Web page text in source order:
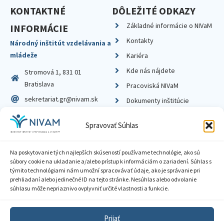
Spravovať Súhlas
Na poskytovanie tých najlepších skúseností používame technológie, ako sú
súbory cookie na ukladanie a/alebo prístup k informáciám o zariadení. Súhlas s
týmito technológiami nám umožní spracovávať údaje, ako je správanie pri
prehliadaní alebo jedinečné ID na tejto stránke. Nesúhlas alebo odvolanie
súhlasu môže nepriaznivo ovplyvniť určité vlastnosti a funkcie.
Prijať
KONTAKTNÉ
INFORMÁCIE
Národný inštitút vzdelávania a
mládeže
Stromová 1, 831 01
Bratislava
sekretariat.gr@nivam.sk
IČO: 00164348
DIČ: 2020798714
DÔLEŽITÉ ODKAZY
Základné informácie o NIVaM
Kontakty
Kariéra
Kde nás nájdete
Pracoviská NIVaM
Dokumenty inštitúcie
Zásady ochrany súkromia